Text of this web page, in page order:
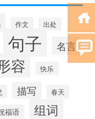
作文 出处
句子 名言
容 快乐
描写 春天
福语 组词